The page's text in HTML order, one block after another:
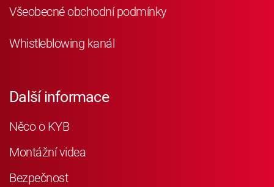
Všeobecné obchodní podmínky
Whistleblowing kanál
Další informace
Něco o KYB
Montážní videa
Bezpečnost